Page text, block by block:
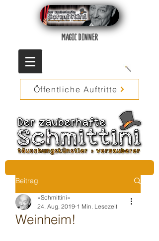
MAGIC DINNER
Öffentliche Auftritte
Beitrag
Weinheim!
»Schmittini«
24. Aug. 2019 1 Min. Lesezeit